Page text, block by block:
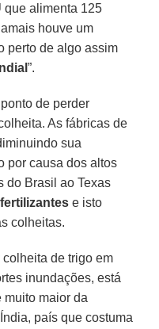
que alimenta 125
houve um
perto de algo assim
”.
de perder
As fábricas de
sua
por causa dos altos
do Brasil ao Texas
fertilizantes e isto
colheitas.
de trigo em
inundações, está
muito maior da
país que costuma